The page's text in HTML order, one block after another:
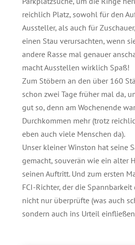
reichlich Platz, sowohl für den
Aussteller, als auch für
einen Stau verursachten, wenn
andere Rasse mal genauer
macht Ausstellen wirklich Spaß!
Zum Stöbern an den über 160
schon zwei Tage früher mal da,
gut so, denn am Wochenende
Durchkommen mehr (trotz
eben auch viele Menschen da).
Unser kleiner Winston hat seine
gemacht, souverän wie ein alter
seinen Auftritt. Und zum ersten
FCI-Richter, der die Spannbarkeit
nicht nur überprüfte (was auch
sondern auch ins Urteil